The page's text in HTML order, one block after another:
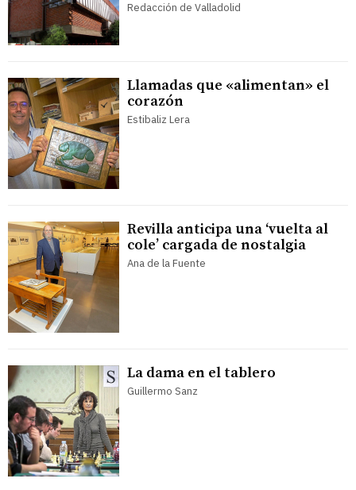
Redacción de Valladolid
Llamadas que «alimentan» el
corazón
Estibaliz Lera
Revilla anticipa una ‘vuelta al
cole’ cargada de nostalgia
Ana de la Fuente
La dama en el tablero
Guillermo Sanz